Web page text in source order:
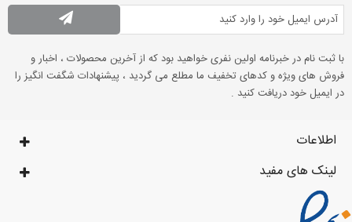
با ثبت نام در خبرنامه اولین نفری خواهید بود که از آخرین محصولات ، اخبار و
فروش های ویژه و کدهای تخفیف ما مطلع می گردید ، پیشنهادات شگفت انگیز را
در ایمیل خود دریافت کنید .
اطلاعات
لینک های مفید